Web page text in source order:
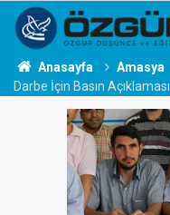
Anasayfa Amasya
Darbe İçin Basın Açıklaması